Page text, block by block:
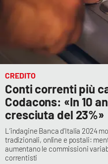
CREDITO
Conti correnti più
Codacons: «In 10
cresciuta del 23%»
L’indagine Banca d’Italia 2024
tradizionali, online e postali:
aumentano le commissioni
correntisti